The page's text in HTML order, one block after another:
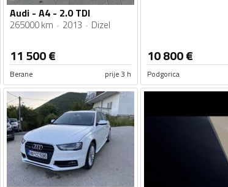
Audi - A4 - 2.0 TDI
265000 km 2013 Dizel
11 500€
Berane prije 3 h
10 800€
Podgorica